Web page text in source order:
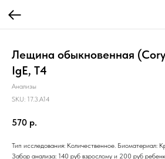
Лещина обыкновенная
IgE, T4
Анализы
SKU: 17.3.A14
570 р.
Тип исследования: Количественное. Биоматериал:
Забор анализа: 140 руб взрослому и 200 руб